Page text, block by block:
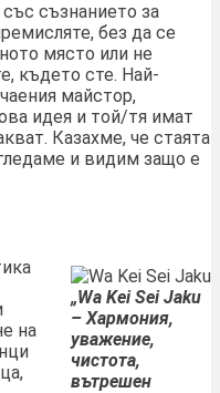
съзнанието за
без да се
място или не
където сте. Най-
майстор,
идея и той/тя имат
Казахме, че стаята
и видим защо е
„Wa Kei Sei Jaku
– Хармония,
уважение,
чистота,
вътрешен
на